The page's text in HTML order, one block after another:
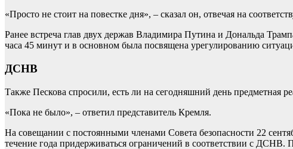
«Просто не стоит на повестке дня», – сказал он, отвечая на
Ранее встреча глав двух держав Владимира Путина и Дональда
часа 45 минут и в основном была посвящена урегулированию
ДСНВ
Также Пескова спросили, есть ли на сегодняшний день
«Пока не было», – ответил представитель Кремля.
На совещании с постоянными членами Совета безопасности 22
течение года придерживаться ограничений в соответствии с